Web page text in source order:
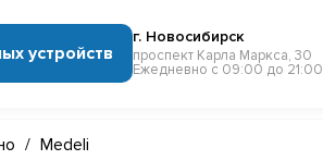
устройств
г. Новосибирск
проспект Карла Маркса, 30
Ежедневно с 09:00 до 21:00
/ Medeli